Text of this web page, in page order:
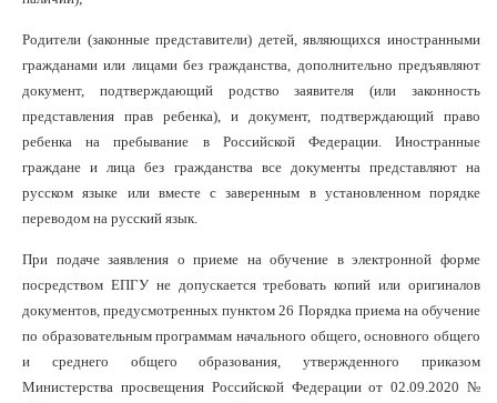
Родители (законные представители) детей, являющихся иностранными
гражданами или лицами без гражданства, дополнительно предъявляют
документ, подтверждающий родство заявителя (или законность
представления прав ребенка), и документ, подтверждающий право
ребенка на пребывание в Российской Федерации. Иностранные
граждане и лица без гражданства все документы представляют на
русском языке или вместе с заверенным в установленном порядке
переводом на русский язык.
При подаче заявления о приеме на обучение в электронной форме
посредством ЕПГУ не допускается требовать копий или оригиналов
документов, предусмотренных пунктом 26 Порядка приема на обучение
по образовательным программам начального общего, основного общего
и среднего общего образования, утвержденного приказом
Министерства просвещения Российской Федерации от 02.09.2020 №